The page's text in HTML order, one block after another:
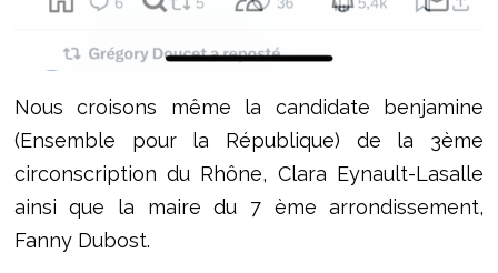
Nous croisons même la candidate benjamine
(Ensemble pour la République) de la 3ème
circonscription du Rhône, Clara Eynault-Lasalle
ainsi que la maire du 7 ème arrondissement,
Fanny Dubost.